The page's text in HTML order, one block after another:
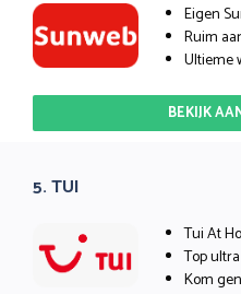
Eigen
Ruim
Ultieme
BEKIJK
5. TUI
Tui At
Top
Kom